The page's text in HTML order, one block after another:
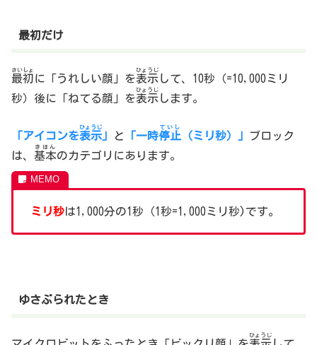
最初だけ
最初
さいしょ
に「うれしい顔」を表示
ひょうじ
して、10秒（=10,000ミリ
秒）後に「ねてる顔」を表示
ひょうじ
します。
「アイコンを表示
ひょうじ
と 「一時停止
ていし
（ミリ秒）」
ブロック
は、 基本
きほん
のカテゴリにあります。
ミリ秒は1,000分の1秒（1秒=1,000ミリ秒)です。
ゆさぶられたとき
ひょうじ